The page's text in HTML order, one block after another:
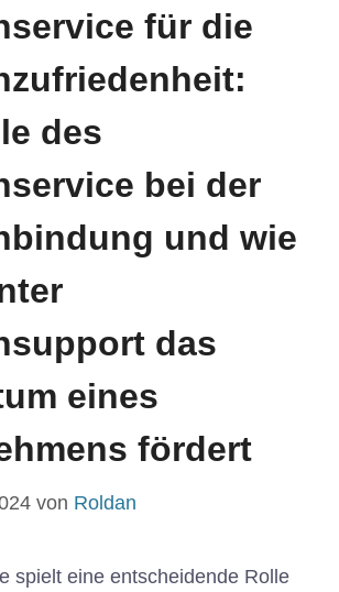
für die
des
bei der
und wie
das
eines
fördert
von Roldan
spielt eine entscheidende Rolle